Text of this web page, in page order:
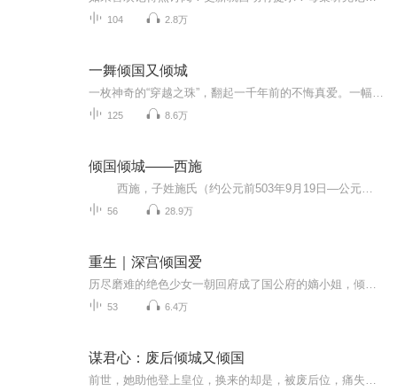
104 2.8万
一舞倾国又倾城
125 8.6万
倾国倾城——西施
56 28.9万
重生｜深宫倾国爱
53 6.4万
谋君心：废后倾城又倾国